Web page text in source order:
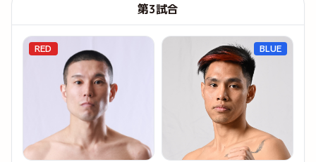
第3試合
RED BLUE